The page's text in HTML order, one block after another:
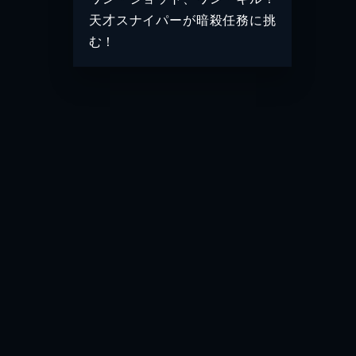
天才スナイパーが暗殺任務に挑
む！